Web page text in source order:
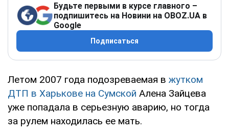
Будьте первыми в курсе главного –
подпишитесь на Новини на OBOZ.UA в
Google
Подписаться
Летом 2007 года подозреваемая в жутком
ДТП в Харькове на Сумской Алена Зайцева
уже попадала в серьезную аварию, но тогда
за рулем находилась ее мать.